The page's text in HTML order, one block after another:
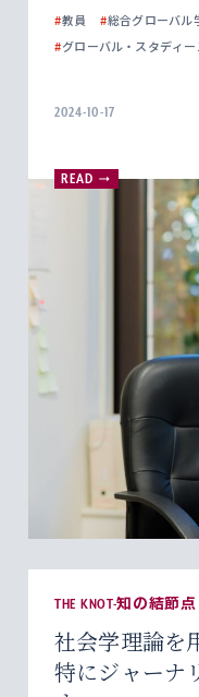
#教員 #総合グローバル
#グローバル・スタディ
2024-10-17
READ
THE KNOT-知の結節点
社会学理論を
特にジャーナ